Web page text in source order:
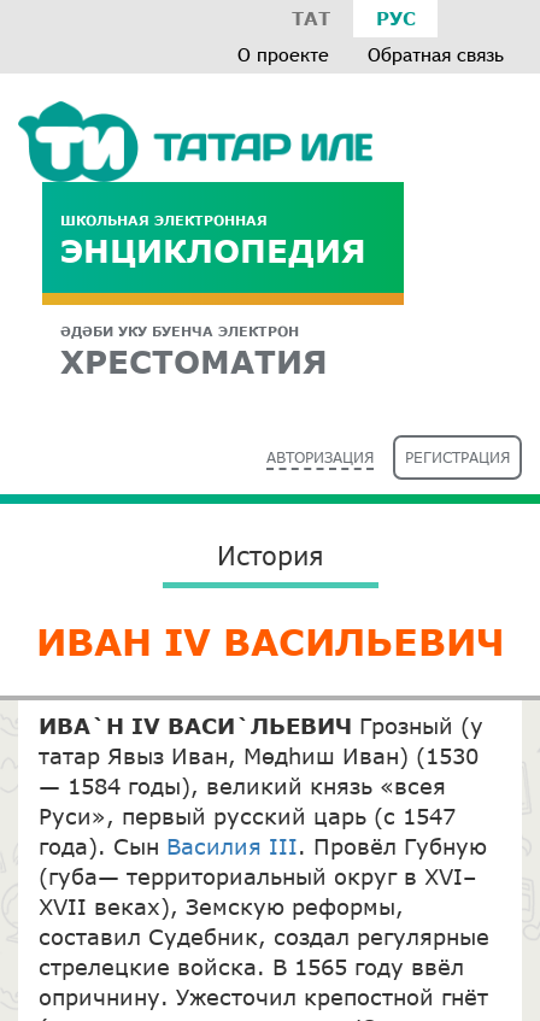
ТАТ РУС
О проекте Обратная связь
ШКОЛЬНАЯ ЭЛЕКТРОННАЯ
ЭНЦИКЛОПЕДИЯ
ӘДӘБИ УКУ БУЕНЧА ЭЛЕКТРОН
ХРЕСТОМАТИЯ
АВТОРИЗАЦИЯ РЕГИСТРАЦИЯ
История
ИВАН IV ВАСИЛЬЕВИЧ
ИВА`Н IV ВАСИ`ЛЬЕВИЧ Грозный (у
татар Явыз Иван, Мөдһиш Иван) (1530
— 1584 годы), великий князь «всея
Руси», первый русский царь (с 1547
года). Сын Василия III. Провёл Губную
(губа— территориальный округ в XVI–
XVII веках), Земскую реформы,
составил Судебник, создал регулярные
стрелецкие войска. В 1565 году ввёл
опричнину. Ужесточил крепостной гнёт